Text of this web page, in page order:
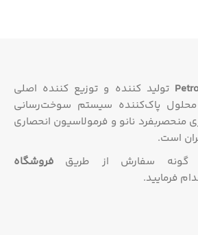
تولید کننده و توزیع کننده اصلی
پاک‌کننده سیستم سوخت‌رسانی
نانو و فرمولاسیون انحصاری
سفارش از طریقفروشگاه